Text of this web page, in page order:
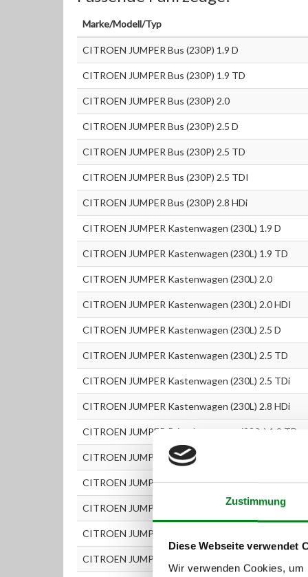
Zustimmung
Diese Webseite verwendet
Wir verwenden Cookies,
Marke/Modell/Typ
CITROEN JUMPER Bus (230P) 1.9 D
CITROEN JUMPER Bus (230P) 1.9 TD
CITROEN JUMPER Bus (230P) 2.0
CITROEN JUMPER Bus (230P) 2.5 D
CITROEN JUMPER Bus (230P) 2.5 TD
CITROEN JUMPER Bus (230P) 2.5 TDI
CITROEN JUMPER Bus (230P) 2.8 HDi
CITROEN JUMPER Kastenwagen (230L) 1.9 D
CITROEN JUMPER Kastenwagen (230L) 1.9 TD
CITROEN JUMPER Kastenwagen (230L) 2.0
CITROEN JUMPER Kastenwagen (230L) 2.0 HDI
CITROEN JUMPER Kastenwagen (230L) 2.5 D
CITROEN JUMPER Kastenwagen (230L) 2.5 TD
CITROEN JUMPER Kastenwagen (230L) 2.5 TDi
CITROEN JUMPER Kastenwagen (230L) 2.8 HDi
CITROEN JUMPER Pritschenwagen (230_) 1.9 TD
CITROEN JUMPER Pritschenwagen (230_) 2.0
CITROEN JUMPER Pritschenwagen (230_) 2.5 D
CITROEN JUMPER Pritschenwagen (230_) 2.5 D
CITROEN JUMPER Pritschenwagen (230_) 2.5 TD
CITROEN JUMPER Pritschenwagen (230_) 2.5 TDi